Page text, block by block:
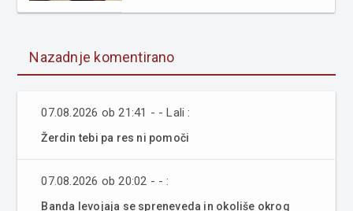
Nazadnje komentirano
07.08.2026 ob 21:41 - - Lali :
Žerdin tebi pa res ni pomoči
07.08.2026 ob 20:02 - - :
Banda levojaja se spreneveda in okoliše okrog